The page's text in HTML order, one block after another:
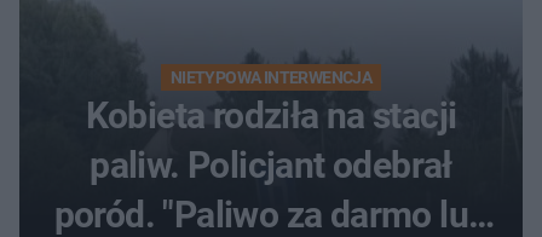
NIETYPOWA INTERWENCJA
Kobieta rodziła na stacji
paliw. Policjant odebrał
poród. "Paliwo za darmo lub